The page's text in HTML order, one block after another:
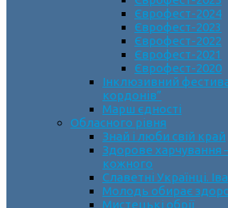
Єврофест-2024
Єврофест-2023
Єврофест-2022
Єврофест-2021
Єврофест-2020
Інклюзивний
кордонів”
Марш єдності
Обласного рівня
Знай і люби свій край
Здорове харчування
кожного
Славетні Українці.
Молодь обирає
Мистецькі обрії